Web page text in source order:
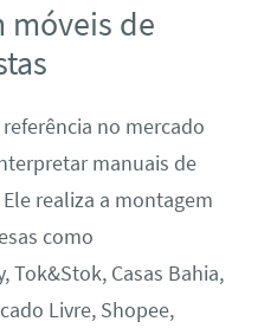
móveis de
no mercado
manuais de
realiza a montagem
como
Tok&Stok, Casas Bahia,
Livre, Shopee,